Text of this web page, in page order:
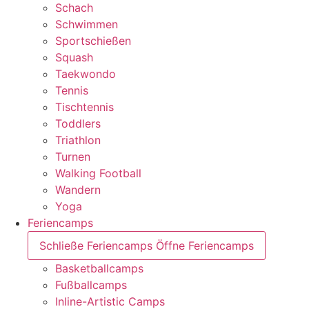
Schach
Schwimmen
Sportschießen
Squash
Taekwondo
Tennis
Tischtennis
Toddlers
Triathlon
Turnen
Walking Football
Wandern
Yoga
Feriencamps
Schließe Feriencamps Öffne Feriencamps
Basketballcamps
Fußballcamps
Inline-Artistic Camps